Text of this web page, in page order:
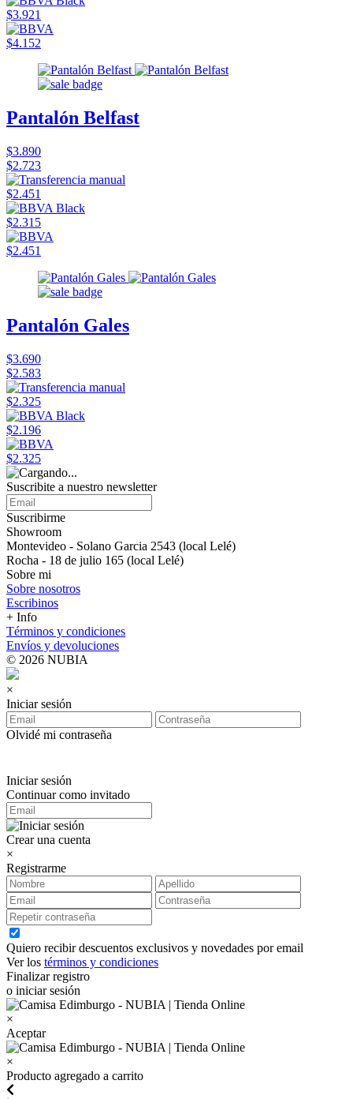
$3.921
$4.152
Pantalón Belfast
$3.890
$2.723
$2.451
$2.315
$2.451
Pantalón Gales
$3.690
$2.583
$2.325
$2.196
$2.325
Suscribite a nuestro newsletter
Suscribirme
Showroom
Montevideo - Solano Garcia 2543 (local Lelé)
Rocha - 18 de julio 165 (local Lelé)
Sobre mi
Sobre nosotros
Escribinos
+ Info
Términos y condiciones
Envíos y devoluciones
© 2026 NUBIA
×
Iniciar sesión
Olvidé mi contraseña
Iniciar sesión
Continuar como invitado
Crear una cuenta
×
Registrarme
Quiero recibir descuentos exclusivos y novedades por email
Ver los términos y condiciones
Finalizar registro
o iniciar sesión
×
Aceptar
×
Producto agregado a carrito